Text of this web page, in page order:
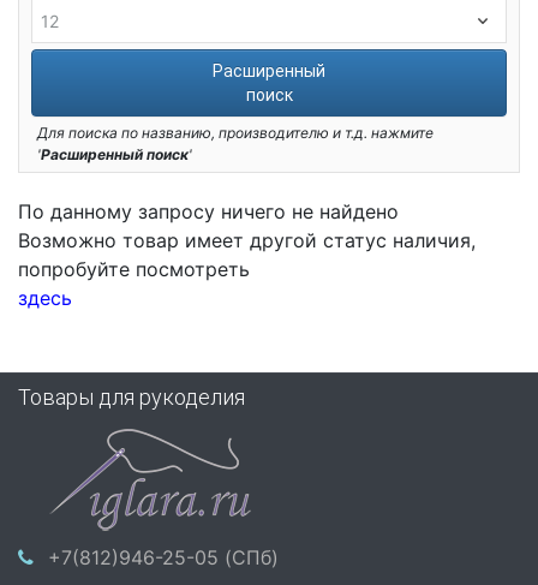
Расширенный
поиск
Для поиска по названию, производителю и т.д. нажмите
'Расширенный поиск'
По данному запросу ничего не найдено
Возможно товар имеет другой статус наличия,
попробуйте посмотреть
здесь
Товары для рукоделия
+7(812)946-25-05 (СПб)